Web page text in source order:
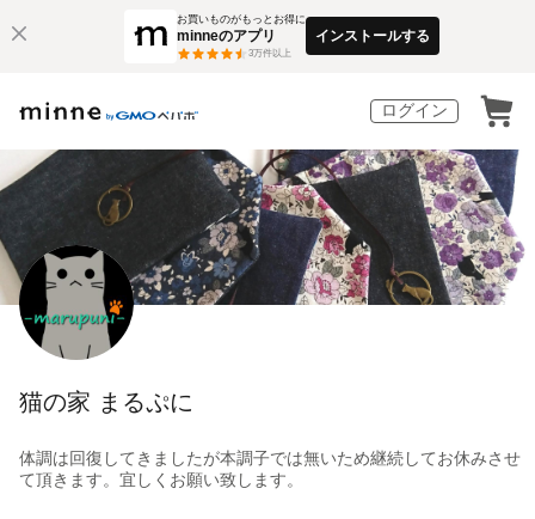
お買いものがもっとお得に
minneのアプリ
3万件以上
インストールする
ログイン
猫の家 まるぷに
体調は回復してきましたが本調子では無いため継続してお休みさせ
て頂きます。宜しくお願い致します。